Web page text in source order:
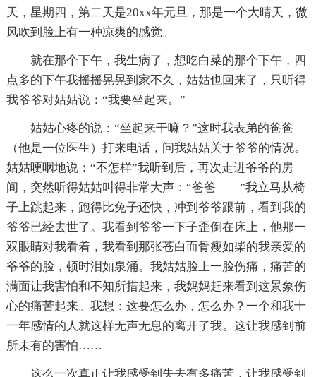
天，星期四，第二天是20xx年元旦，那是一个大晴天，微
风吹到脸上有一种凉爽的感觉。
就在那个下午，我生病了，想吃白菜的那个下午，四
点多的下午我摇摇晃晃到家不久，姑姑也回来了，只听得
我爷爷对姑姑说：“我要坐起来。”
姑姑心疼的说：“坐起来干嘛？”这时我表弟的爸爸
（他是一位医生）打来电话，问我姑姑关于爷爷的情况。
姑姑哽咽地说：“不怎样”我听到后，再次走进爷爷的房
间，突然听得姑姑叫得非常大声：“爸爸——”我立马从椅
子上跳起来，跑得比兔子还快，冲到爷爷跟前，看到我的
爷爷已经去世了。我看到爷爷一下子歪倒在床上，他那一
双眼睛对我看着，我看到那张苍白而骨瘦如柴的我亲爱的
爷爷的脸，顿时泪如泉涌。我姑姑脸上一脸伤痛，痛苦的
满面让我害怕和不知所措起来，我妈妈赶来看到这景象伤
心的痛苦起来。我想：这要怎么办，怎么办？一个和我十
一年感情的人就这样无声无息的离开了我。这让我感到前
所未有的害怕……
这么一次真正让我感受到失去有多痛苦，让我感受到